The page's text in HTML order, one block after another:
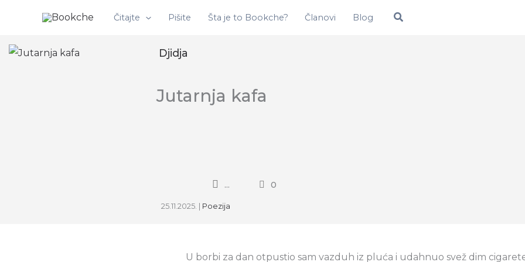
sadržaj
Čitajte Pišite Šta je to Bookche? Članovi Blog Pretraga
Djidja
Jutarnja kafa
... 0
25.11.2025. Poezija
U borbi za dan otpustio sam vazduh iz pluća i udahnuo svež dim